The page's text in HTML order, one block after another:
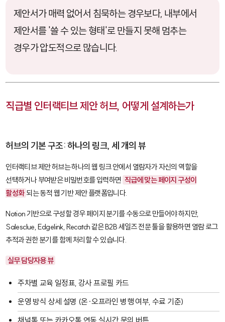
제안서가 매력 없어서 침묵하는 경우보다, 내부에서
제안서를 '쓸 수 있는 형태'로 만들지 못해 멈추는
경우가 압도적으로 많습니다.
직급별 인터랙티브 제안 허브, 어떻게 설계하는가
허브의 기본 구조: 하나의 링크, 세 개의 뷰
인터랙티브 제안 허브는 하나의 웹 링크 안에서 열람자가 자신의 역할을
선택하거나 부여받은 비밀번호를 입력하면 직급에 맞는 페이지 구성이
활성화 되는 동적 웹 기반 제안 플랫폼입니다.
Notion기반으로 구성할 경우 페이지 분기를 수동으로 만들어야 하지만,
Salesclue Edgelink Recatch같은 B2B 세일즈 전문 툴을 활용하면 열람 로그
추적과 권한 분기를 함께 처리할 수 있습니다.
실무 담당자용 뷰
주차별 교육 일정표, 강사 프로필 카드
운영 방식 상세 설명 (온·오프라인 병행 여부, 수료 기준)
채널톡 또는 카카오톡 연동 실시간 문의 버튼